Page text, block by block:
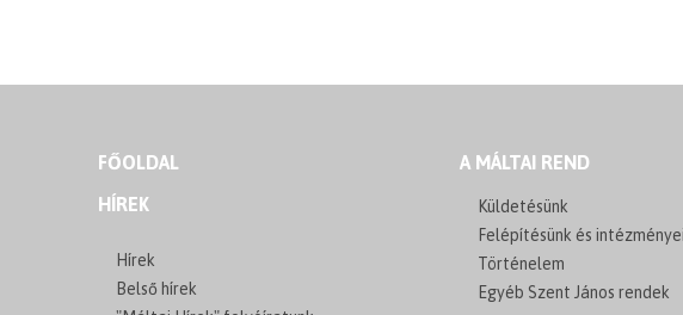
FŐOLDAL
HÍREK
Hírek
Belső hírek
A MÁLTAI REND
Küldetésünk
Felépítésünk és
Történelem
Egyéb Szent János rendek